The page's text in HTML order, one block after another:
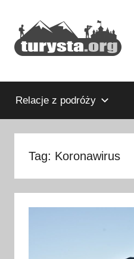
treści
Turysta.org
blog
podróżniczy
Relacje z podróży
Tag: Koronawirus